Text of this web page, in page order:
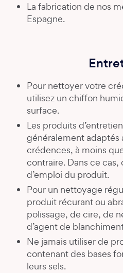
La fabrication de nos
Espagne.
Pour nettoyer votre
utilisez un chiffon
surface.
Les produits
généralement adaptés
crédences, à moins
contraire. Dans ce
d’emploi du produit.
Pour un nettoyage
produit récurant ou
polissage, de cire, de
d’agent de
Ne jamais utiliser de
contenant des bases
leurs sels.